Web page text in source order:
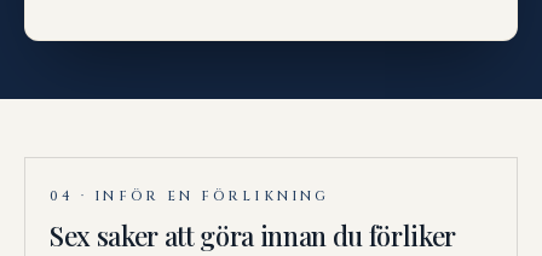
04 · INFÖR EN FÖRLIKNING
Sex saker att göra innan du förliker